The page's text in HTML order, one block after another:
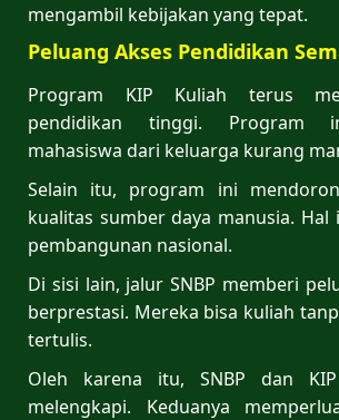
mengambil kebijakan yang tepat.
Peluang Akses Pendidikan
Program KIP Kuliah terus
pendidikan tinggi. Program
mahasiswa dari keluarga kurang
Selain itu, program ini
kualitas sumber daya manusia.
pembangunan nasional.
Di sisi lain, jalur SNBP memberi
berprestasi. Mereka bisa kuliah
tertulis.
Oleh karena itu, SNBP dan
melengkapi. Keduanya